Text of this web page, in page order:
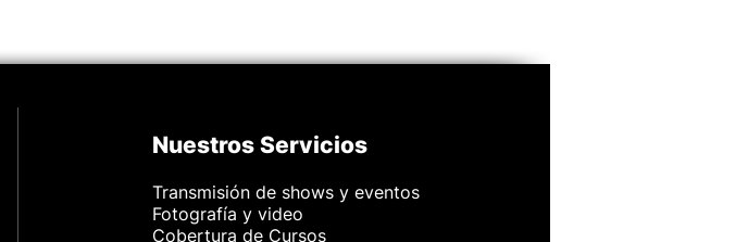
Nuestros Servicios
Transmisión de shows y eventos
Fotografía y video
Cobertura de Cursos